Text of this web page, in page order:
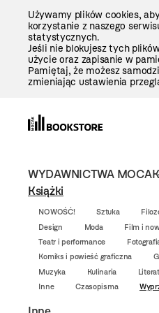
Używamy plików cookies,
korzystanie z naszego
statystycznych.
Jeśli nie blokujesz tych
użycie oraz zapisanie w
Pamiętaj, że możesz
zmieniając ustawienia
WYDAWNICTWA
Książki
NOWOŚĆ! Sztuka
Design
Moda
Film i
Teatr i performance
Komiks i powieść graficzna
Muzyka
Kulinaria
Inne
Czasopisma